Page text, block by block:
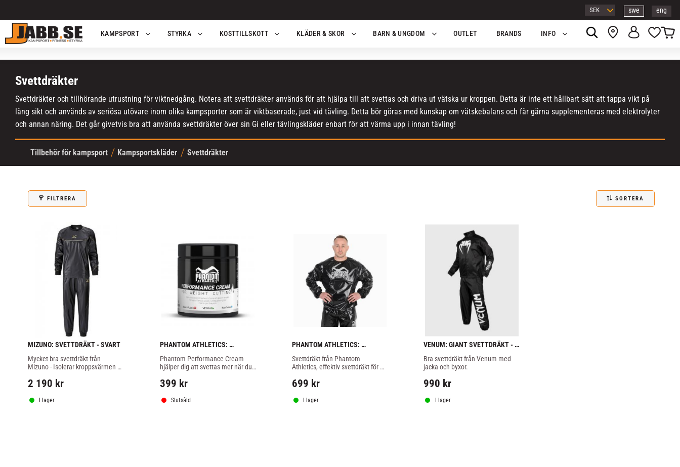
swe eng
KAMPSPORT
STYRKA KOSTTILLSKOTT KLÄDER & SKOR BARN & UNGDOM OUTLET BRANDS INFO
Svettdräkter
Tillbehör för kampsport Kampsportskläder Svettdräkter
Svettdräkter och tillhörande utrustning för viktnedgång. Notera att svettdräkter används för att hjälpa till att svettas och driva ut vätska ur kroppen. Detta är inte ett hållbart sätt att tappa vikt på
lång sikt och används av seriösa utövare inom olika kampsporter som är viktbaserade, just vid tävling. Detta bör göras med kunskap om vätskebalans och får gärna supplementeras med elektrolyter
och annan näring. Det går givetvis bra att använda svettdräkter över sin Gi eller tävlingskläder enbart för att värma upp i innan tävling!
FILTRERA SORTERA
MIZUNO: SVETTDRÄKT - SVART
Mycket bra svettdräkt från
Mizuno - Isolerar kroppsvärmen
2 190 kr
I lager
PHANTOM ATHLETICS:
PERFORMANCE CREAM
SVETTKRÄM - 250ml
Phantom Performance Cream
hjälper dig att svettas mer när du
innan invägning inom kampsport.
399 kr
Slutsåld
PHANTOM ATHLETICS:
SVETTDRÄKT NOMAX
Svettdräkt från Phantom
Athletics, effektiv svettdräkt för
699 kr
I lager
VENUM: GIANT SVETTDRÄKT -
Bra svettdräkt från Venum med
jacka och byxor.
990 kr
I lager